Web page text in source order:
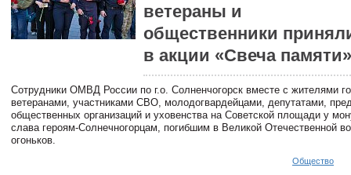
ветераны и
общественники
в акции «Свеча памяти»
Сотрудники ОМВД России по г.о. Солненчогорск вместе с жителями
ветеранами, участниками СВО, молодогвардейцами, депутатами,
общественных организаций и уховенства на Советской площади у
слава героям-Солнечногорцам, погибшим в Великой Отечественной
огоньков.
Общество